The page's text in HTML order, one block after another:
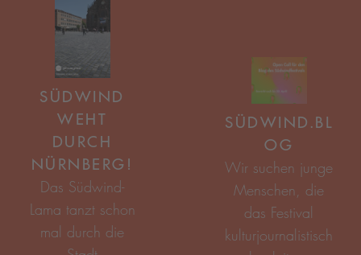
SÜDWIND
WEHT
DURCH
NÜRNBERG!
SÜDWIND.BL
OG